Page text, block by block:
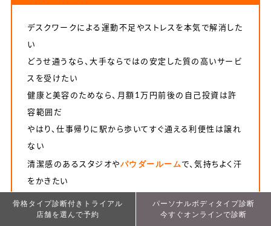
デスクワークによる運動不足やストレスを本気で解消した
い
どうせ通うなら、大手ならではの安定した質の高いサービ
スを受けたい
健康と美容のためなら、月額1万円前後の自己投資は許
容範囲だ
やはり、仕事帰りに駅から歩いてすぐ通える利便性は譲れ
ない
清潔感のあるスタジオやパウダールームで、気持ちよく汗
をかきたい
初心者歓迎 の雰囲気で、周りを気にせず自分のペースで
始めたい
骨格タイプ診断付きトライアル
詳細・予約
パーソナルボディタイプ診断
今すぐオンラインで診断
骨格タイプ診断付きトライアル
店舗を選んで予約
パーソナルボディタイプ診断
今すぐオンラインで診断